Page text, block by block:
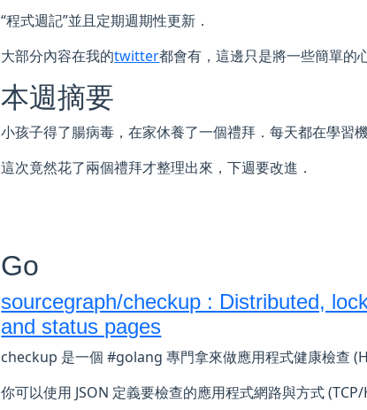
“程式週記”並且定期週期性更新．
大部分內容在我的twitter都會有，這邊只是將一些簡單的
本週摘要
小孩子得了腸病毒，在家休養了一個禮拜．每天都在學習
這次竟然花了兩個禮拜才整理出來，下週要改進．
Go
sourcegraph/checkup : Distributed,
and status pages
checkup 是一個 #golang 專門拿來做應用程式健康檢查
你可以使用 JSON 定義要檢查的應用程式網路與方式